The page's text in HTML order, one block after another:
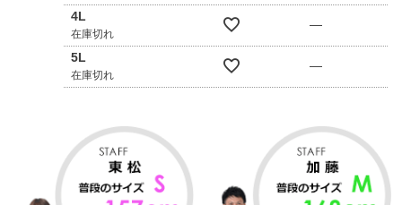
4L
在庫切れ
—
5L
在庫切れ
—